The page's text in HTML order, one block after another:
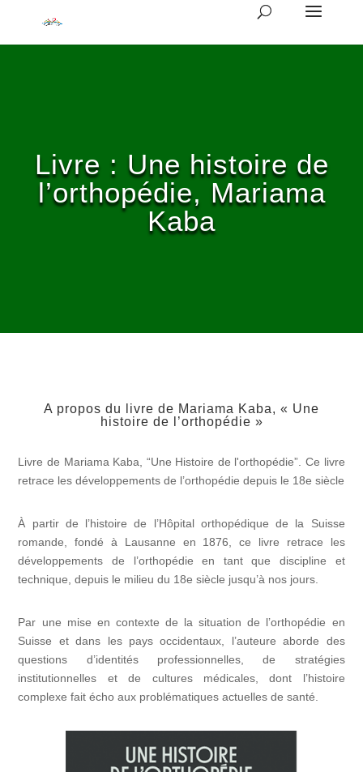
Livre : Une histoire de
l’orthopédie, Mariama
Kaba
A propos du livre de Mariama Kaba, « Une
histoire de l’orthopédie »
Livre de Mariama Kaba, “Une Histoire de l'orthopédie”. Ce livre
retrace les développements de l’orthopédie depuis le 18e siècle
À partir de l’histoire de l’Hôpital orthopédique de la Suisse
romande, fondé à Lausanne en 1876, ce livre retrace les
développements de l’orthopédie en tant que discipline et
technique, depuis le milieu du 18e siècle jusqu’à nos jours.
Par une mise en contexte de la situation de l’orthopédie en
Suisse et dans les pays occidentaux, l’auteure aborde des
questions d’identités professionnelles, de stratégies
institutionnelles et de cultures médicales, dont l’histoire
complexe fait écho aux problématiques actuelles de santé.